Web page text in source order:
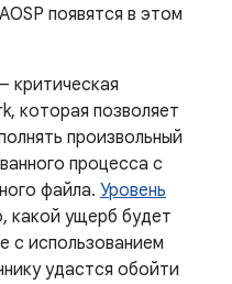
появятся в этом
критическая
которая позволяет
произвольный
процесса с
файла. Уровень
какой ущерб будет
с использованием
удастся обойти